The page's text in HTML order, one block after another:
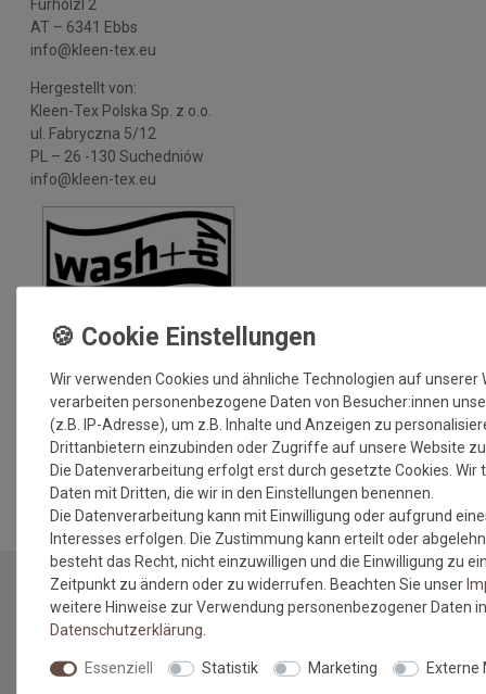
Fürhölzl 2
AT – 6341 Ebbs
info@kleen-tex.eu
Hergestellt von:
Kleen-Tex Polska Sp. z o.o.
ul. Fabryczna 5/12
PL – 26 -130 Suchedniów
info@kleen-tex.eu
MEHR INFORMATIONEN ZUM EU VERANTWORTLICHEN »
NEWSLETTER
Jetzt anmelden: Profitieren Sie von aktuellen Angeboten
Wir verwenden Cookies und ähnliche Technologien auf unserer
verarbeiten personenbezogene Daten von Besucher:innen
(z.B. IP-Adresse), um z.B. Inhalte und Anzeigen zu
Drittanbietern einzubinden oder Zugriffe auf unsere Website
Die Datenverarbeitung erfolgt erst durch gesetzte Cookies. Wir
Daten mit Dritten, die wir in den Einstellungen benennen.
Die Datenverarbeitung kann mit Einwilligung oder aufgrund
Interesses erfolgen. Die Zustimmung kann erteilt oder
besteht das Recht, nicht einzuwilligen und die Einwilligung zu
Zeitpunkt zu ändern oder zu widerrufen. Beachten Sie unser
weitere Hinweise zur Verwendung personenbezogener Daten
Daten­schutz­erklärung
Essenziell Statistik Marketing Externe